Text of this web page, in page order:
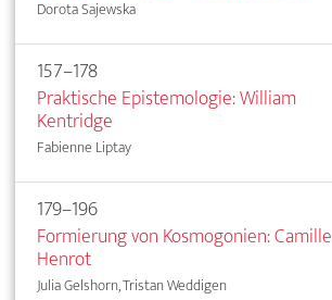
Dorota Sajewska
157–178
Praktische Epistemologie: William
Kentridge
Fabienne Liptay
179–196
Formierung von Kosmogonien: Camille
Henrot
Julia Gelshorn, Tristan Weddigen